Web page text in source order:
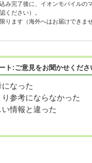
み完了後に、イオンモバイル
ください）。
ります（海外へはお届けできませ
ト:ご意見をお聞かせくださ
になった
り参考にならなかった
い情報と違った